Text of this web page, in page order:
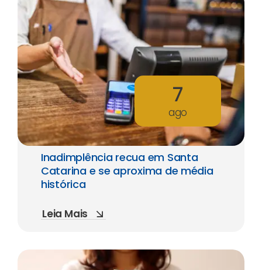
7
ago
Inadimplência recua em Santa
Catarina e se aproxima de média
histórica
Leia Mais